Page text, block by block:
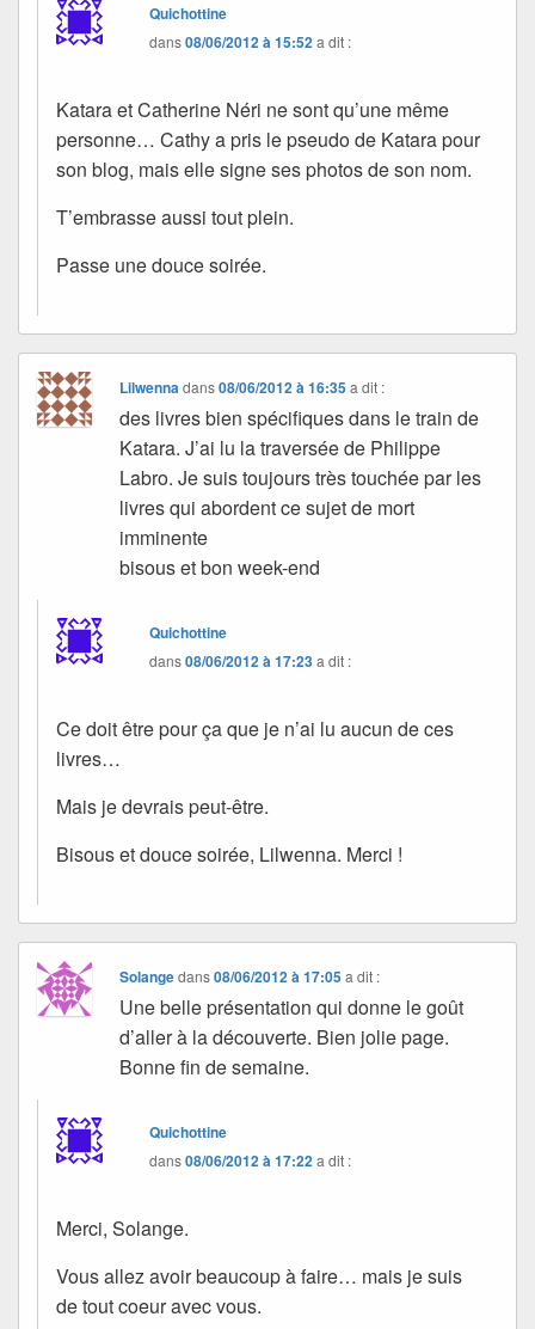
Quichottine
dans08/06/2012 à 15:52a dit :
Katara et Catherine Néri ne sont qu’une même
personne… Cathy a pris le pseudo de Katara pour
son blog, mais elle signe ses photos de son nom.
T’embrasse aussi tout plein.
Passe une douce soirée.
Lilwennadans08/06/2012 à 16:35 a dit :
des livres bien spécifiques dans le train de
Katara. J’ai lu la traversée de Philippe
Labro. Je suis toujours très touchée par les
livres qui abordent ce sujet de mort
imminente
bisous et bon week-end
Quichottine
dans08/06/2012 à 17:23a dit :
Ce doit être pour ça que je n’ai lu aucun de ces
livres…
Mais je devrais peut-être.
Bisous et douce soirée, Lilwenna. Merci !
Solangedans08/06/2012 à 17:05 a dit :
Une belle présentation qui donne le goût
d’aller à la découverte. Bien jolie page.
Bonne fin de semaine.
Quichottine
dans08/06/2012 à 17:22a dit :
Merci, Solange.
Vous allez avoir beaucoup à faire… mais je suis
de tout coeur avec vous.